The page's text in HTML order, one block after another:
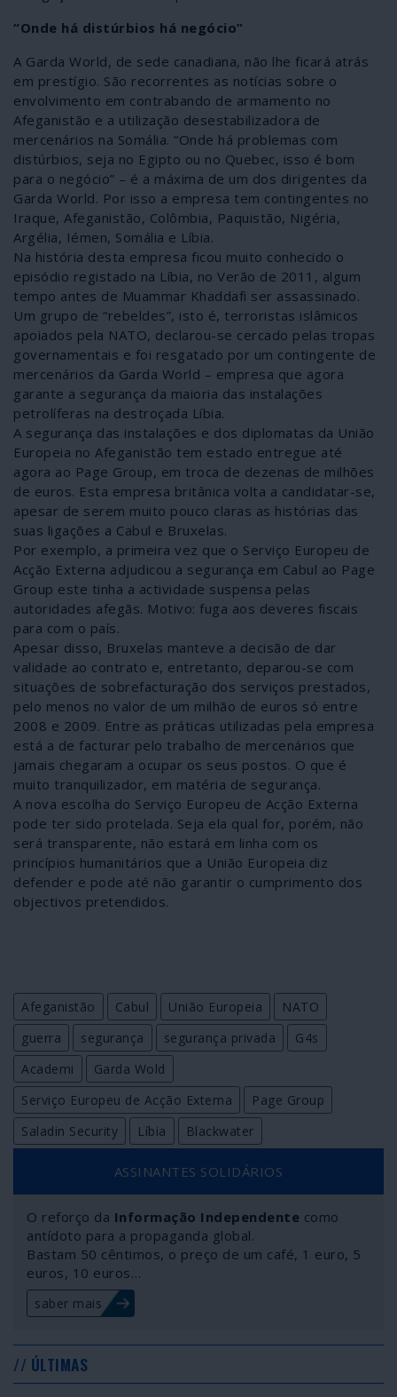
“Onde há distúrbios há negócio”
A Garda World, de sede canadiana, não lhe ficará atrás
em prestígio. São recorrentes as notícias sobre o
envolvimento em contrabando de armamento no
Afeganistão e a utilização desestabilizadora de
mercenários na Somália. “Onde há problemas com
distúrbios, seja no Egipto ou no Quebec, isso é bom
para o negócio” – é a máxima de um dos dirigentes da
Garda World. Por isso a empresa tem contingentes no
Iraque, Afeganistão, Colômbia, Paquistão, Nigéria,
Argélia, Iémen, Somália e Líbia.
Na história desta empresa ficou muito conhecido o
episódio registado na Líbia, no Verão de 2011, algum
tempo antes de Muammar Khaddafi ser assassinado.
Um grupo de “rebeldes”, isto é, terroristas islâmicos
apoiados pela NATO, declarou-se cercado pelas tropas
governamentais e foi resgatado por um contingente de
mercenários da Garda World – empresa que agora
garante a segurança da maioria das instalações
petrolíferas na destroçada Líbia.
A segurança das instalações e dos diplomatas da União
Europeia no Afeganistão tem estado entregue até
agora ao Page Group, em troca de dezenas de milhões
de euros. Esta empresa britânica volta a candidatar-se,
apesar de serem muito pouco claras as histórias das
suas ligações a Cabul e Bruxelas.
Por exemplo, a primeira vez que o Serviço Europeu de
Acção Externa adjudicou a segurança em Cabul ao Page
Group este tinha a actividade suspensa pelas
autoridades afegãs. Motivo: fuga aos deveres fiscais
para com o país.
Apesar disso, Bruxelas manteve a decisão de dar
validade ao contrato e, entretanto, deparou-se com
situações de sobrefacturação dos serviços prestados,
pelo menos no valor de um milhão de euros só entre
2008 e 2009. Entre as práticas utilizadas pela empresa
está a de facturar pelo trabalho de mercenários que
jamais chegaram a ocupar os seus postos. O que é
muito tranquilizador, em matéria de segurança.
A nova escolha do Serviço Europeu de Acção Externa
pode ter sido protelada. Seja ela qual for, porém, não
será transparente, não estará em linha com os
princípios humanitários que a União Europeia diz
defender e pode até não garantir o cumprimento dos
objectivos pretendidos.
Afeganistão Cabul União Europeia
NATO
guerra
segurança segurança privada
G4s
Academi
Garda Wold
Serviço Europeu de Acção Externa
Page Group
Saladin Security
Líbia Blackwater
ASSINANTES SOLIDÁRIOS
O reforço da Informação Independente como
antídoto para a propaganda global.
Bastam 50 cêntimos, o preço de um café, 1 euro, 5
euros, 10 euros…
saber mais
// ÚLTIMAS